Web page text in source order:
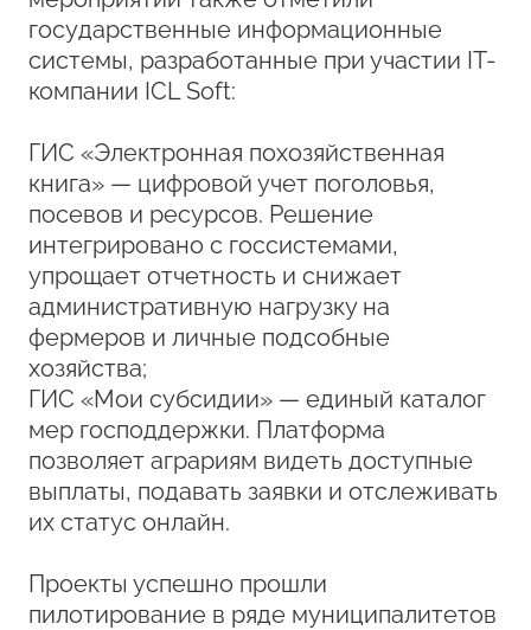
государственные информационные
системы, разработанные при участии IT-
компании ICL Soft:
ГИС «Электронная похозяйственная
книга» — цифровой учет поголовья,
посевов и ресурсов. Решение
интегрировано с госсистемами,
упрощает отчетность и снижает
административную нагрузку на
фермеров и личные подсобные
хозяйства;
ГИС «Мои субсидии» — единый каталог
мер господдержки. Платформа
позволяет аграриям видеть доступные
выплаты, подавать заявки и отслеживать
их статус онлайн.
Проекты успешно прошли
пилотирование в ряде муниципалитетов